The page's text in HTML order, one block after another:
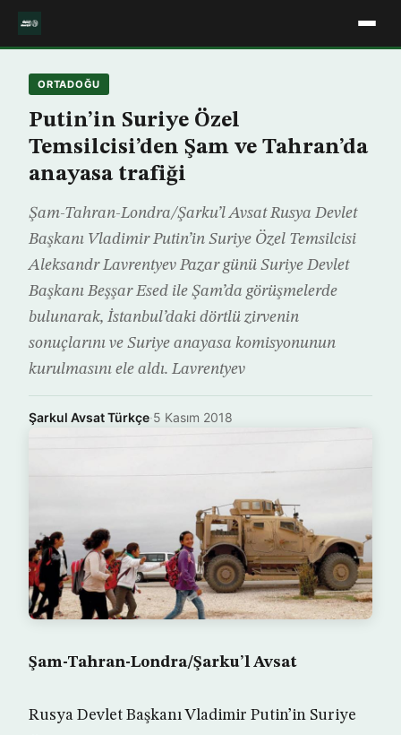
ORTADOĞU
Putin’in Suriye Özel
Temsilcisi’den Şam ve Tahran’da
anayasa trafiği
Şam-Tahran-Londra/Şarku’l Avsat Rusya Devlet
Başkanı Vladimir Putin’in Suriye Özel Temsilcisi
Aleksandr Lavrentyev Pazar günü Suriye Devlet
Başkanı Beşşar Esed ile Şam’da görüşmelerde
bulunarak, İstanbul’daki dörtlü zirvenin
sonuçlarını ve Suriye anayasa komisyonunun
kurulmasını ele aldı. Lavrentyev
Şarkul Avsat Türkçe·5 Kasım 2018
Şam-Tahran-Londra/Şarku’l Avsat
Rusya Devlet Başkanı Vladimir Putin’in Suriye